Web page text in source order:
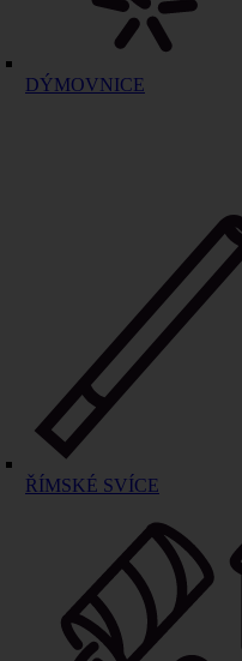
DÝMOVNICE
ŘÍMSKÉ SVÍCE